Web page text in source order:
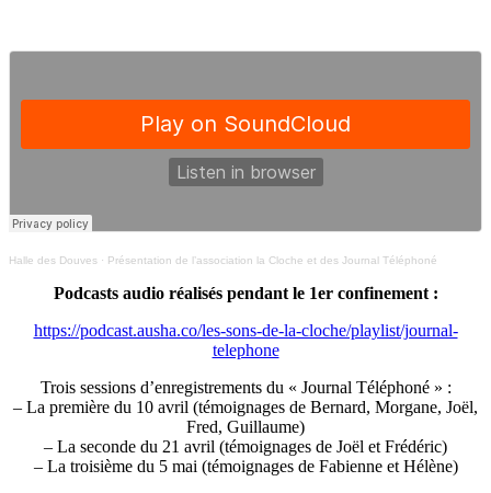
Halle des Douves · Présentation de l’association la Cloche et des Journal Téléphoné
Podcasts audio réalisés pendant le 1er confinement :
https://podcast.ausha.co/les-sons-de-la-cloche/playlist/journal-
telephone
Trois sessions d’enregistrements du « Journal Téléphoné » :
– La première du 10 avril (témoignages de Bernard, Morgane, Joël,
Fred, Guillaume)
– La seconde du 21 avril (témoignages de Joël et Frédéric)
– La troisième du 5 mai (témoignages de Fabienne et Hélène)